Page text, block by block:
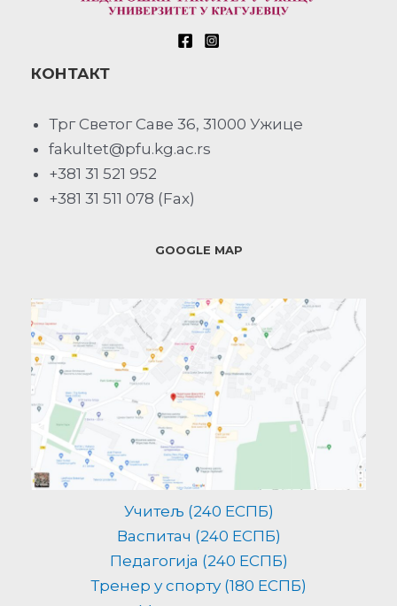
КОНТАКТ
Трг Светог Саве 36, 31000 Ужице
fakultet@pfu.kg.ac.rs
+381 31 521 952
+381 31 511 078 (Fax)
GOOGLE MAP
Учитељ (240 ЕСПБ)
Васпитач (240 ЕСПБ)
Педагогија (240 ЕСПБ)
Тренер у спорту (180 ЕСПБ)